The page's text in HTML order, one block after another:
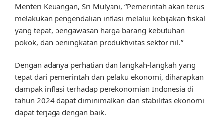
Menteri Keuangan, Sri Mulyani, “Pemerintah akan terus
melakukan pengendalian inflasi melalui kebijakan fiskal
yang tepat, pengawasan harga barang kebutuhan
pokok, dan peningkatan produktivitas sektor riil.”
Dengan adanya perhatian dan langkah-langkah yang
tepat dari pemerintah dan pelaku ekonomi, diharapkan
dampak inflasi terhadap perekonomian Indonesia di
tahun 2024 dapat diminimalkan dan stabilitas ekonomi
dapat terjaga dengan baik.